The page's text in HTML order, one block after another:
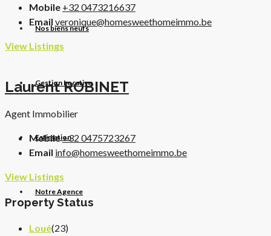
Nos biens neufs
Gestion Locative
Estimation
Notre Agence
Mobile +32 0473216637
Email veronique@homesweethomeimmo.be
View Listings
Laurent ROBINET
Agent Immobilier
Mobile +32 0475723267
Email info@homesweethomeimmo.be
View Listings
Property Status
Loué(23)